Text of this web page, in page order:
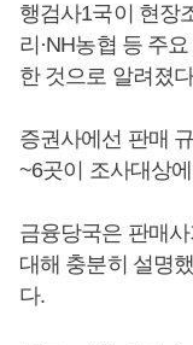
행검사1국이 현장
리·NH농협 등 주
한 것으로 알려졌
증권사에선 판매
~6곳이 조사대상
금융당국은 판매
대해 충분히 설명
다.